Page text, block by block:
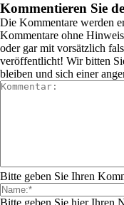
Kommentieren Sie
Die Kommentare werden
Kommentare ohne
oder gar mit vorsätzlich
veröffentlicht! Wir bitten
bleiben und sich einer
Bitte geben Sie Ihren
Bitte geben Sie hier Ihren